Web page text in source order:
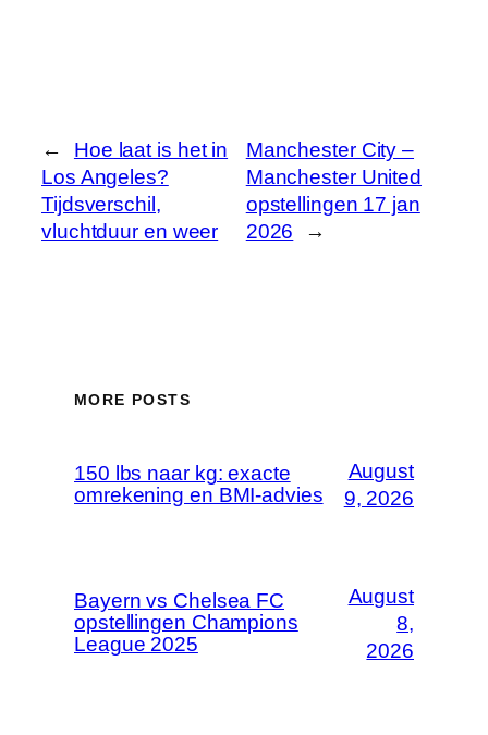
←
Hoe laat is het in
Los Angeles?
Tijdsverschil,
vluchtduur en weer
Manchester City –
Manchester United
opstellingen 17 jan
2026
→
MORE POSTS
150 lbs naar kg: exacte
omrekening en BMI-advies
August
9, 2026
Bayern vs Chelsea FC
opstellingen Champions
League 2025
August
8,
2026